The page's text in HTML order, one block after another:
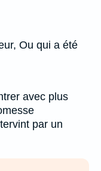
Ou qui a été
avec plus
par un